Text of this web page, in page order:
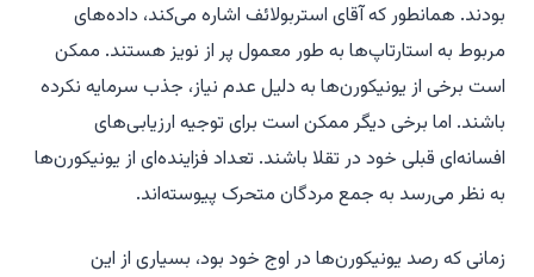
بودند. همانطور که آقای استربولائف اشاره می‌کند، داده‌های
مربوط به استارتاپ‌ها به طور معمول پر از نویز هستند. ممکن
است برخی از یونیکورن‌ها به دلیل عدم نیاز، جذب سرمایه نکرده
باشند. اما برخی دیگر ممکن است برای توجیه ارزیابی‌های
افسانه‌ای قبلی خود در تقلا باشند. تعداد فزاینده‌ای از یونیکورن‌ها
به نظر می‌رسد به جمع مردگان متحرک پیوسته‌اند.
زمانی که رصد یونیکورن‌ها در اوج خود بود، بسیاری از این